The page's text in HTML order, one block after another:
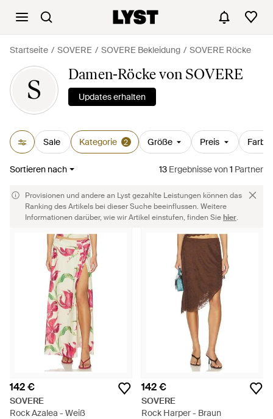
Startseite SOVERE SOVERE Bekleidung SOVERE Röcke
S
Damen-Röcke von SOVERE
Updates erhalten
Sale Kategorie 2 Größe Preis Farbe
Sortieren nach 13 Ergebnissevon1 Partner
Provisionen und andere an Lyst gezahlte Leistungen können das
Ranking des Artikels bei dieser Suche beeinflussen. Weitere
Informationen darüber, wie wir Artikel einstufen, finden Siehier.
142 €
SOVERE
Rock Azalea - Weiß
142 €
SOVERE
Rock Harper - Braun